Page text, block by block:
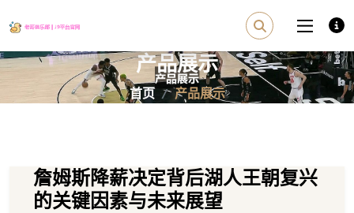
产品展示
首页 产品展示
詹姆斯降薪决定背后湖人王朝复兴
的关键因素与未来展望